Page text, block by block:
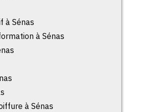
à Sénas
à Sénas
à Sénas